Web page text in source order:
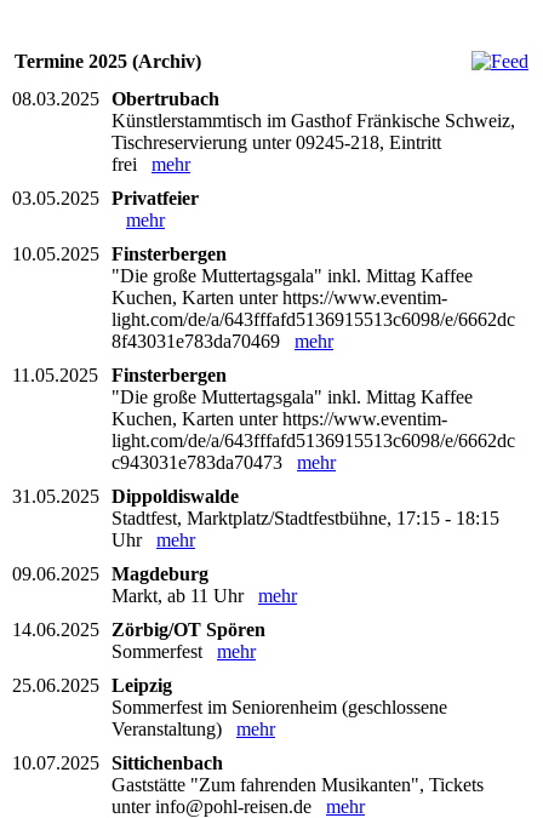
Termine 2025 (Archiv)
08.03.2025 Obertrubach
Künstlerstammtisch im Gasthof Fränkische Schweiz,
Tischreservierung unter 09245-218, Eintritt
frei mehr
03.05.2025 Privatfeier
mehr
10.05.2025 Finsterbergen
"Die große Muttertagsgala" inkl. Mittag Kaffee
Kuchen, Karten unter https://www.eventim-
light.com/de/a/643fffafd5136915513c6098/e/6662dc
8f43031e783da70469 mehr
11.05.2025
Finsterbergen
"Die große Muttertagsgala" inkl. Mittag Kaffee
Kuchen, Karten unter https://www.eventim-
light.com/de/a/643fffafd5136915513c6098/e/6662dc
c943031e783da70473 mehr
31.05.2025 Dippoldiswalde
Stadtfest, Marktplatz/Stadtfestbühne, 17:15 - 18:15
Uhr mehr
09.06.2025 Magdeburg
Markt, ab 11 Uhr mehr
14.06.2025
Zörbig/OT Spören
Sommerfest mehr
25.06.2025 Leipzig
Sommerfest im Seniorenheim (geschlossene
Veranstaltung) mehr
10.07.2025 Sittichenbach
Gaststätte "Zum fahrenden Musikanten", Tickets
unter info@pohl-reisen.de mehr